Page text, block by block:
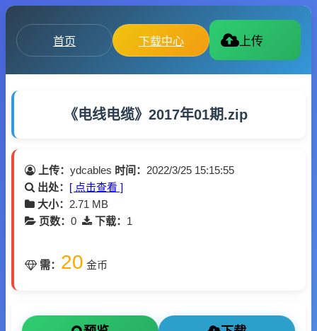
首页 下载中心 上传
《电线电缆》2017年01期.zip
上传： ydcables 时间： 2022/3/25 15:15:55
出处： [ 点击查看 ]
大小： 2.71 MB
页数： 0 下载： 1
需： 20 金币